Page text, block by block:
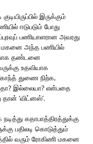
இருக்கும்
ஈடுபடும் போது
பணியாளரான அவரது
மகனை அந்த பணியில்
தண்டனை
உதவியாக
துணை நிற்க,
இல்லையா? என்பதை
தான் ‘விட்னஸ்’.
கதாபாத்திரத்துக்கு
பதிலடி கொடுத்தும்
வரும் ரோகிணி மகனை